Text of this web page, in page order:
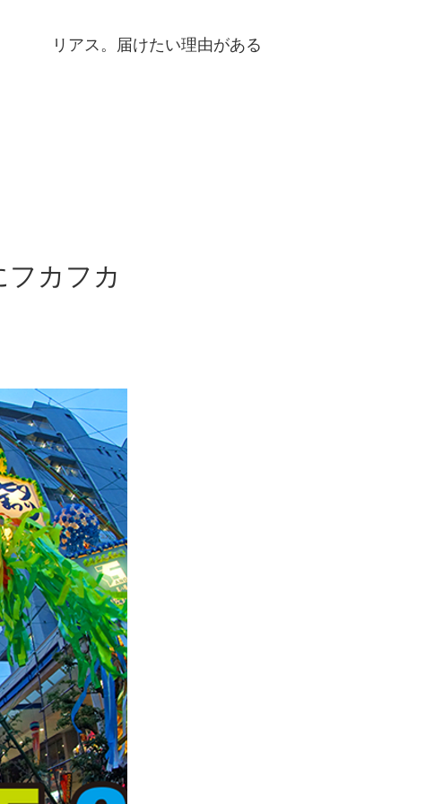
リアス。届けたい理由がある
カフカ